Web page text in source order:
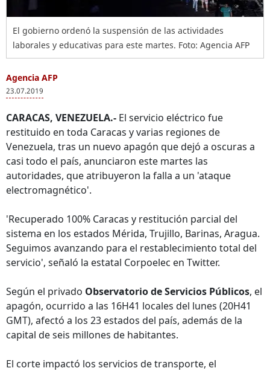
El gobierno ordenó la suspensión de las actividades
laborales y educativas para este martes. Foto: Agencia AFP
Agencia AFP
23.07.2019
CARACAS, VENEZUELA.- El servicio eléctrico fue
restituido en toda Caracas y varias regiones de
Venezuela, tras un nuevo apagón que dejó a oscuras a
casi todo el país, anunciaron este martes las
autoridades, que atribuyeron la falla a un 'ataque
electromagnético'.
'Recuperado 100% Caracas y restitución parcial del
sistema en los estados Mérida, Trujillo, Barinas, Aragua.
Seguimos avanzando para el restablecimiento total del
servicio', señaló la estatal Corpoelec en Twitter.
Según el privado Observatorio de Servicios Públicos, el
apagón, ocurrido a las 16H41 locales del lunes (20H41
GMT), afectó a los 23 estados del país, además de la
capital de seis millones de habitantes.
El corte impactó los servicios de transporte, el